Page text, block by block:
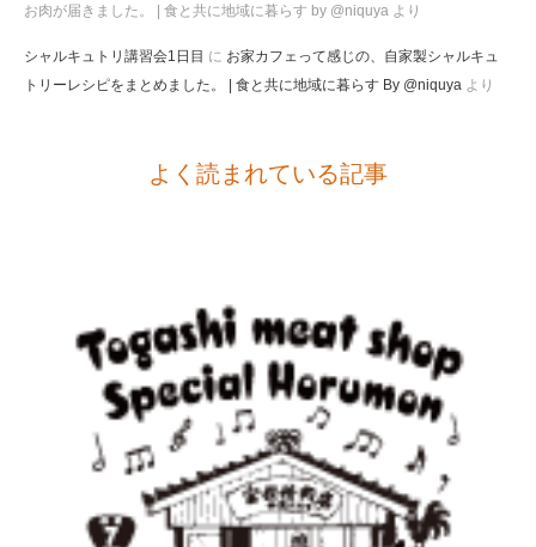
お肉が届きました。 | 食と共に地域に暮らす by @niquya より
シャルキュトリ講習会1日目 に お家カフェって感じの、自家製シャルキュ
トリーレシピをまとめました。 | 食と共に地域に暮らす By @niquya より
よく読まれている記事